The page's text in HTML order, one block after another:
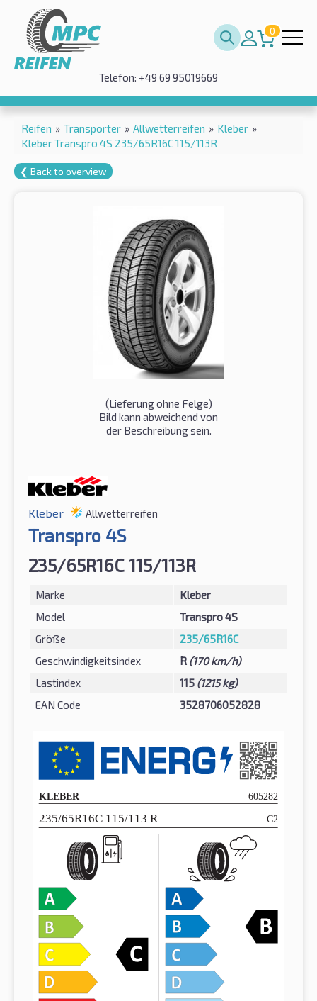
0
Telefon: +49 69 95019669
Reifen » Transporter » Allwetterreifen » Kleber »
Kleber Transpro 4S 235/65R16C 115/113R
❮ Back to overview
(Lieferung ohne Felge)
Bild kann abweichend von
der Beschreibung sein.
Kleber Allwetterreifen
Transpro 4S
235/65R16C 115/113R
Marke
Kleber
Model
Transpro 4S
Größe
235/65R16C
Geschwindigkeitsindex
R (170 km/h)
Lastindex
115 (1215 kg)
EAN Code
3528706052828